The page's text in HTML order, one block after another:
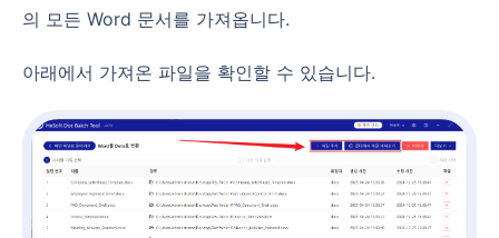
의 모든 Word 문서를 가져옵니다.
아래에서 가져온 파일을 확인할 수 있습니다.